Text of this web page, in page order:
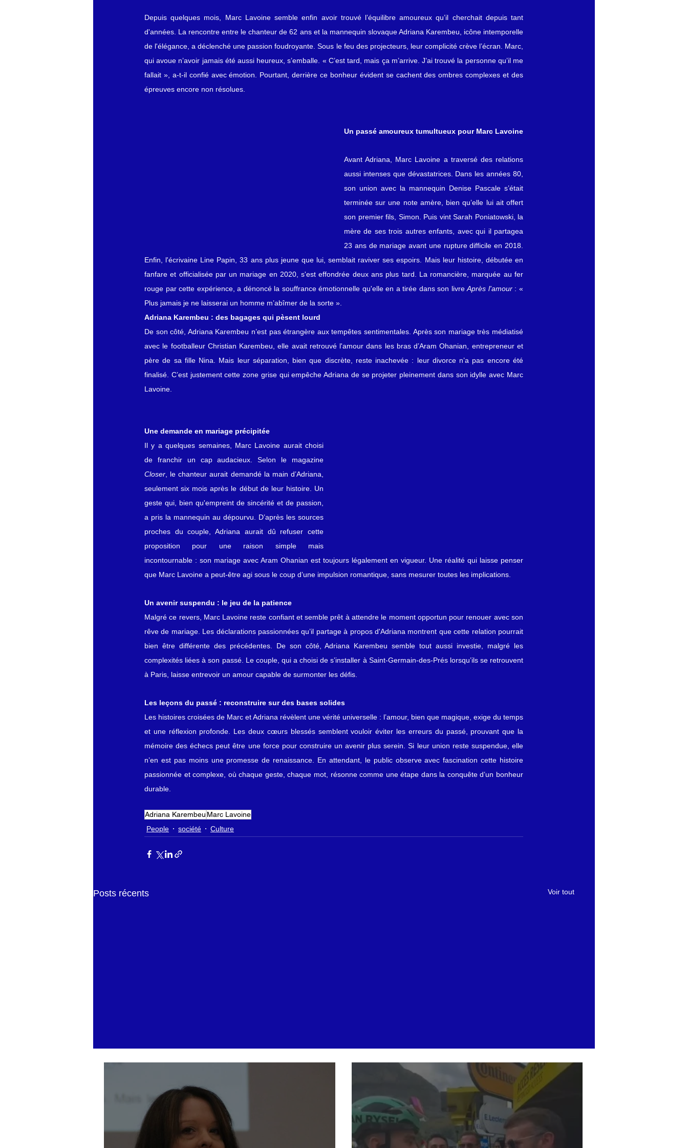
Depuis quelques mois, Marc Lavoine semble enfin avoir trouvé l’équilibre amoureux qu’il cherchait depuis tant
d'années. La rencontre entre le chanteur de 62 ans et la mannequin slovaque Adriana Karembeu, icône intemporelle
de l'élégance, a déclenché une passion foudroyante. Sous le feu des projecteurs, leur complicité crève l’écran. Marc,
qui avoue n’avoir jamais été aussi heureux, s’emballe. « C’est tard, mais ça m’arrive. J’ai trouvé la personne qu’il me
fallait », a-t-il confié avec émotion. Pourtant, derrière ce bonheur évident se cachent des ombres complexes et des
épreuves encore non résolues.
Un passé amoureux tumultueux pour Marc Lavoine
Avant Adriana, Marc Lavoine a traversé des relations
aussi intenses que dévastatrices. Dans les années 80,
son union avec la mannequin Denise Pascale s’était
terminée sur une note amère, bien qu’elle lui ait offert
son premier fils, Simon. Puis vint Sarah Poniatowski, la
mère de ses trois autres enfants, avec qui il partagea
23 ans de mariage avant une rupture difficile en 2018.
Enfin, l'écrivaine Line Papin, 33 ans plus jeune que lui, semblait raviver ses espoirs. Mais leur histoire, débutée en
fanfare et officialisée par un mariage en 2020, s'est effondrée deux ans plus tard. La romancière, marquée au fer
rouge par cette expérience, a dénoncé la souffrance émotionnelle qu'elle en a tirée dans son livre Après l'amour : «
Plus jamais je ne laisserai un homme m’abîmer de la sorte ».
Adriana Karembeu : des bagages qui pèsent lourd
De son côté, Adriana Karembeu n’est pas étrangère aux tempêtes sentimentales. Après son mariage très médiatisé
avec le footballeur Christian Karembeu, elle avait retrouvé l'amour dans les bras d’Aram Ohanian, entrepreneur et
père de sa fille Nina. Mais leur séparation, bien que discrète, reste inachevée : leur divorce n’a pas encore été
finalisé. C’est justement cette zone grise qui empêche Adriana de se projeter pleinement dans son idylle avec Marc
Lavoine.
Une demande en mariage précipitée
Il y a quelques semaines, Marc Lavoine aurait choisi
Closer, le chanteur aurait demandé la main d’Adriana,
seulement six mois après le début de leur histoire. Un
geste qui, bien qu'empreint de sincérité et de passion,
a pris la mannequin au dépourvu. D’après les sources
proches du couple, Adriana aurait dû refuser cette
proposition pour une raison simple mais
incontournable : son mariage avec Aram Ohanian est toujours légalement en vigueur. Une réalité qui laisse penser
que Marc Lavoine a peut-être agi sous le coup d’une impulsion romantique, sans mesurer toutes les implications.
Un avenir suspendu : le jeu de la patience
Malgré ce revers, Marc Lavoine reste confiant et semble prêt à attendre le moment opportun pour renouer avec son
rêve de mariage. Les déclarations passionnées qu’il partage à propos d'Adriana montrent que cette relation pourrait
bien être différente des précédentes. De son côté, Adriana Karembeu semble tout aussi investie, malgré les
complexités liées à son passé. Le couple, qui a choisi de s’installer à Saint-Germain-des-Prés lorsqu’ils se retrouvent
à Paris, laisse entrevoir un amour capable de surmonter les défis.
Les leçons du passé : reconstruire sur des bases solides
Les histoires croisées de Marc et Adriana révèlent une vérité universelle : l’amour, bien que magique, exige du temps
et une réflexion profonde. Les deux cœurs blessés semblent vouloir éviter les erreurs du passé, prouvant que la
mémoire des échecs peut être une force pour construire un avenir plus serein. Si leur union reste suspendue, elle
n’en est pas moins une promesse de renaissance. En attendant, le public observe avec fascination cette histoire
passionnée et complexe, où chaque geste, chaque mot, résonne comme une étape dans la conquête d’un bonheur
durable.
Adriana Karembeu Marc Lavoine
People
société Culture
Posts récents Voir tout
« J’ai grandi avec l’exigence
Paul Seixas gêné après une
« Entendre sa mère pleurer